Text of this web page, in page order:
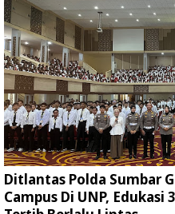
Ditlantas Polda Sumbar
Campus Di UNP, Edukasi